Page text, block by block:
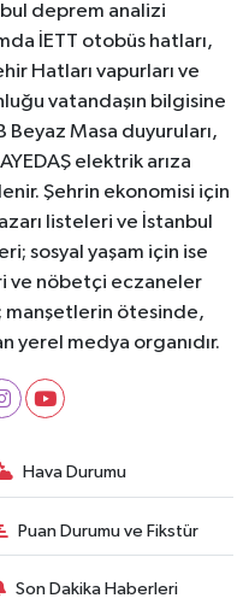
deprem analizi
İETT otobüs hatları,
Hatları vapurları ve
vatandaşın bilgisine
Beyaz Masa duyuruları,
elektrik arıza
Şehrin ekonomisi için
listeleri ve İstanbul
sosyal yaşam için ise
ve nöbetçi eczaneler
manşetlerin ötesinde,
yerel medya organıdır.
Hava Durumu
Puan Durumu ve Fikstür
Son Dakika Haberleri